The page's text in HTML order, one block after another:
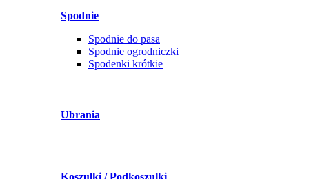
Spodnie
Spodnie do pasa
Spodnie ogrodniczki
Spodenki krótkie
Ubrania
Koszulki / Podkoszulki